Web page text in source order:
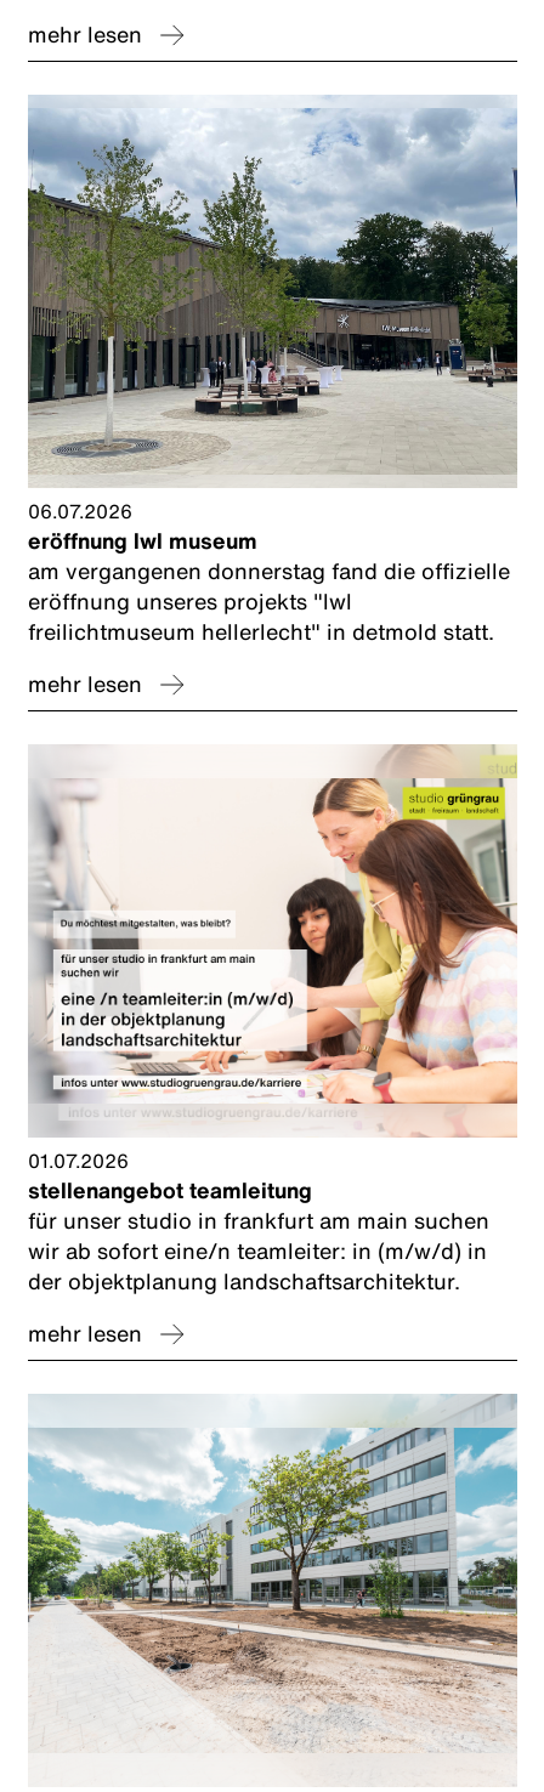
mehr lesen
06.07.2026
eröffnung lwl museum
am vergangenen donnerstag fand die offizielle
eröffnung unseres projekts "lwl
freilichtmuseum hellerlecht" in detmold statt.
mehr lesen
01.07.2026
stellenangebot teamleitung
für unser studio in frankfurt am main suchen
wir ab sofort eine/n teamleiter: in (m/w/d) in
der objektplanung landschaftsarchitektur.
mehr lesen